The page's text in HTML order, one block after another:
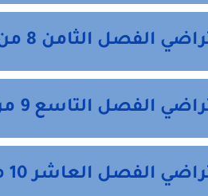
الفصل الثامن 8 من هنا
الفصل التاسع 9 من هنا
الفصل العاشر 10 من هنا